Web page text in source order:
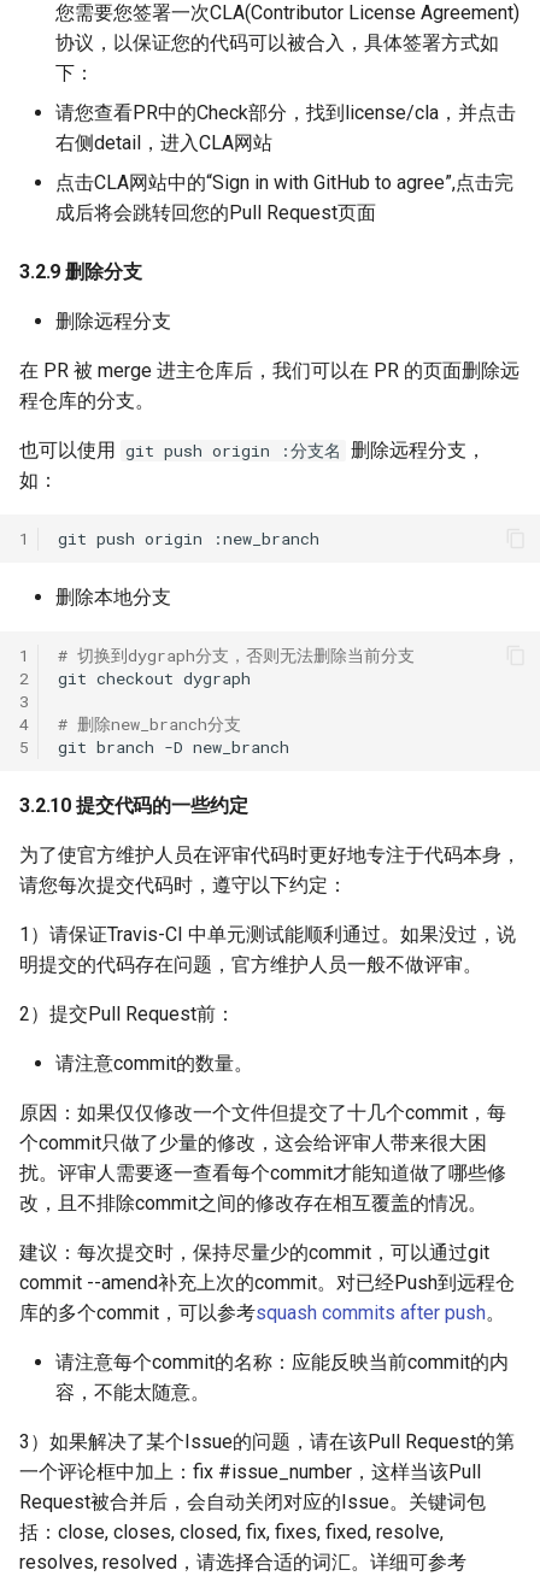
您需要您签署一次CLA(Contributor License Agreement)
协议，以保证您的代码可以被合入，具体签署方式如
下：
请您查看PR中的Check部分，找到license/cla，并点击
右侧detail，进入CLA网站
点击CLA网站中的“Sign in with GitHub to agree”,点击完
成后将会跳转回您的Pull Request页面
3.2.9 删除分支
删除远程分支
在 PR 被 merge 进主仓库后，我们可以在 PR 的页面删除远
程仓库的分支。
也可以使用 git push origin :分支名 删除远程分支，
如：
1 git push origin
删除本地分支
1
2
3
4
5
# 切换到dygraph分支，否则无法删除当前分支
git checkout
# 删除new_branch分支
git branch -D
3.2.10 提交代码的一些约定
为了使官方维护人员在评审代码时更好地专注于代码本身，
请您每次提交代码时，遵守以下约定：
1）请保证Travis-CI 中单元测试能顺利通过。如果没过，说
明提交的代码存在问题，官方维护人员一般不做评审。
2）提交Pull Request前：
请注意commit的数量。
原因：如果仅仅修改一个文件但提交了十几个commit，每
个commit只做了少量的修改，这会给评审人带来很大困
扰。评审人需要逐一查看每个commit才能知道做了哪些修
改，且不排除commit之间的修改存在相互覆盖的情况。
建议：每次提交时，保持尽量少的commit，可以通过git
commit --amend补充上次的commit。对已经Push到远程仓
库的多个commit，可以参考squash commits after push。
请注意每个commit的名称：应能反映当前commit的内
容，不能太随意。
3）如果解决了某个Issue的问题，请在该Pull Request的第
一个评论框中加上：fix #issue_number，这样当该Pull
Request被合并后，会自动关闭对应的Issue。关键词包
括：close, closes, closed, fix, fixes, fixed, resolve,
resolves, resolved，请选择合适的词汇。详细可参考